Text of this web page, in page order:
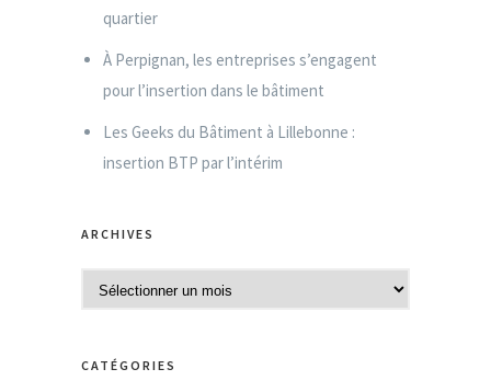
quartier
À Perpignan, les entreprises s’engagent
pour l’insertion dans le bâtiment
Les Geeks du Bâtiment à Lillebonne :
insertion BTP par l’intérim
ARCHIVES
r
h
CATÉGORIES